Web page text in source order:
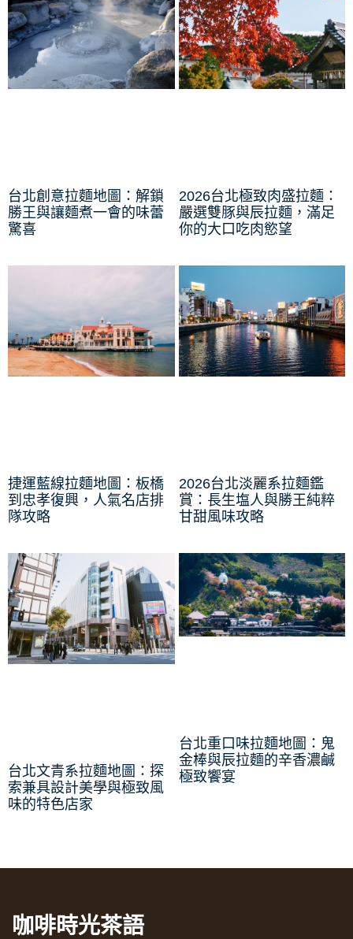
台北創意拉麵地圖：解鎖
勝王與讓麵煮一會的味蕾
驚喜
2026台北極致肉盛拉麵：
嚴選雙豚與辰拉麵，滿足
你的大口吃肉慾望
捷運藍線拉麵地圖：板橋
到忠孝復興，人氣名店排
隊攻略
2026台北淡麗系拉麵鑑
賞：長生塩人與勝王純粹
甘甜風味攻略
台北文青系拉麵地圖：探
索兼具設計美學與極致風
味的特色店家
台北重口味拉麵地圖：鬼
金棒與辰拉麵的辛香濃鹹
極致饗宴
咖啡時光茶語